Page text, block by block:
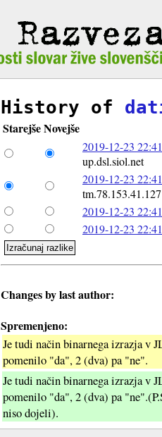
History of
StarejšeNovejše
2019-12-23
up.dsl.siol.net
2019-12-23
2019-12-23
2019-12-23
Changes by last author:
Spremenjeno:
Je tudi način binarnega izrazja v
pomenilo "da", 2 (dva) pa "ne".
Je tudi način binarnega izrazja v
pomenilo "da", 2 (dva) pa
niso dojeli).